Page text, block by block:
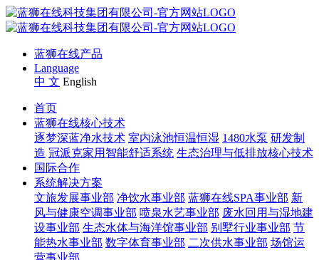
蓝狮在线产品
Language
中 文 English
首页
蓝狮在线核心技术
逐梦深蓝净水技术 室内泳池恒温恒湿 1480水泵 研发制
造 冠派克家用智能舒适系统 生态治理与低排放核心技术
国际合作
系统解决方案
文旅发展事业部 净饮水事业部 蓝狮在线SPA事业部 新
风与健康空调事业部 喷泉水艺事业部 废水回用与湿地建
设事业部 生态水体与海洋馆事业部 别墅行业事业部 节
能热水事业部 数字体育事业部 二次供水事业部 场馆运
营事业部